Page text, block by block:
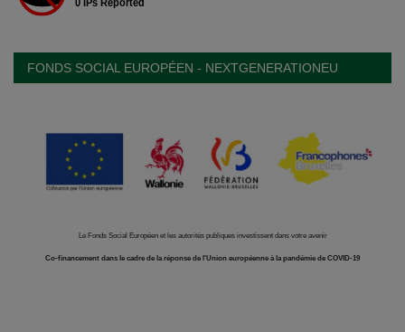
FONDS SOCIAL EUROPÉEN - NEXTGENERATIONEU
Le Fonds Social Européen et les autorités publiques investissent dans votre avenir
Co-financement dans le cadre de la réponse de l'Union européenne à la pandémie de COVID-19